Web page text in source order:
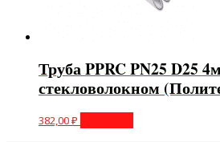
Труба PPRC PN25 D25
стекловолокном
382,00₽